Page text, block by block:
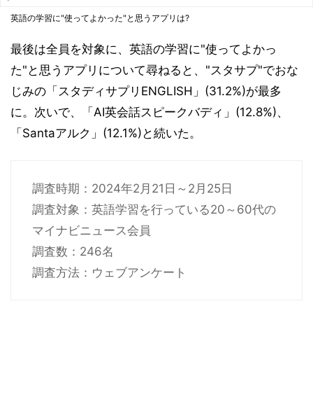
英語の学習に"使ってよかった"と思うアプリは?
最後は全員を対象に、英語の学習に"使ってよかっ
た"と思うアプリについて尋ねると、"スタサプ"でおな
じみの「スタディサプリENGLISH」(31.2%)が最多
に。次いで、「AI英会話スピークバディ」(12.8%)、
「Santaアルク」(12.1%)と続いた。
調査時期：2024年2月21日～2月25日
調査対象：英語学習を行っている20～60代の
マイナビニュース会員
調査数：246名
調査方法：ウェブアンケート